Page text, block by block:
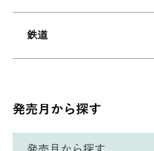
鉄道
発売月から探す